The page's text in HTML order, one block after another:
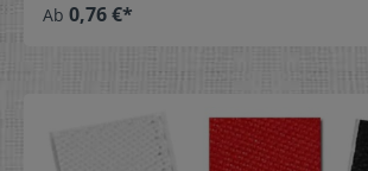
Ab 0,76 €*